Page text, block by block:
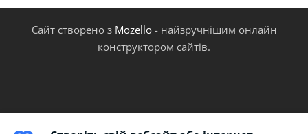
Сайт створено з Mozello- найзручнішим онлайн
конструктором сайтів.